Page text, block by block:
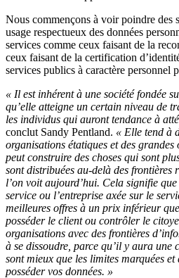
Nous commençons à voir poindre des
usage respectueux des données
services comme ceux faisant de la
ceux faisant de la certification
services publics à caractère personnel
« Il est inhérent à une société fondée
qu’elle atteigne un certain niveau de
les individus qui auront tendance à
conclut Sandy Pentland. « Elle tend à
organisations étatiques et des
peut construire des choses qui sont
sont distribuées au-delà des frontières
l’on voit aujourd’hui. Cela signifie
service ou l’entreprise axée sur le
meilleures offres à un prix inférieur
posséder le client ou contrôler le
organisations avec des frontières
à se dissoudre, parce qu’il y aura une
sont mieux que les limites marquées et
posséder vos données. »